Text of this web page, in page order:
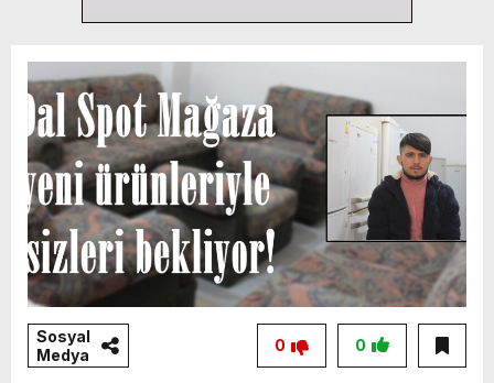
Sosyal
Medya
0
0